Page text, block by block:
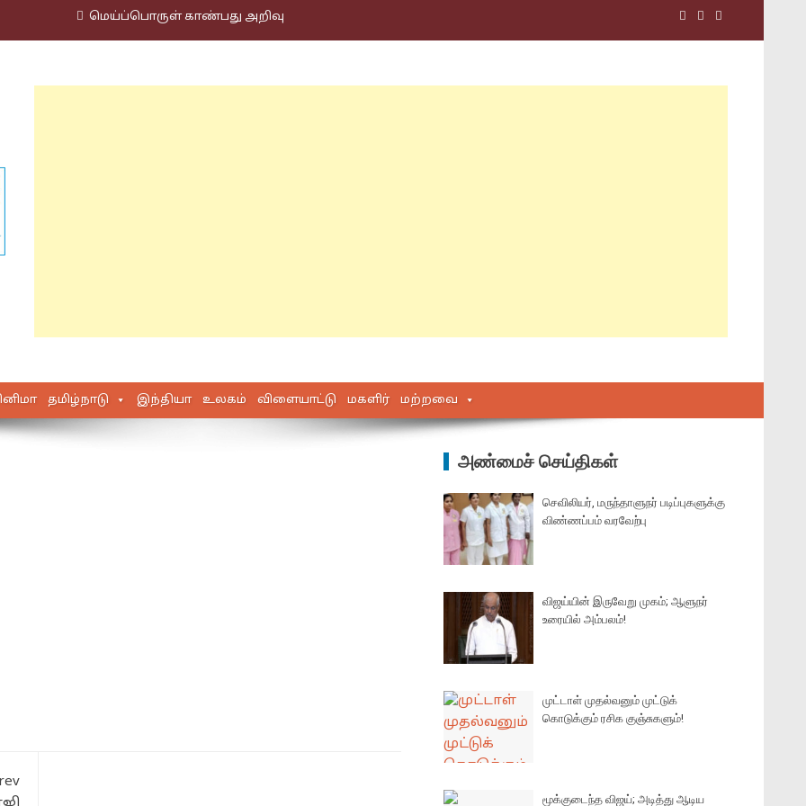
மெய்ப்பொருள் காண்பது அறிவு
தமிழ்நாடு இந்தியா உலகம் விளையாட்டு மகளிர் மற்றவை
அண்மைச் செய்திகள்
செவிலியர், மருந்தாளுநர் படிப்புகளுக்கு
விண்ணப்பம் வரவேற்பு
விஜய்யின் இருவேறு முகம்; ஆளுநர்
உரையில் அம்பலம்!
முட்டாள் முதல்வனும் முட்டுக்
கொடுக்கும் ரசிக குஞ்சுகளும்!
மூக்குடைந்த விஜய்; அடித்து ஆடிய